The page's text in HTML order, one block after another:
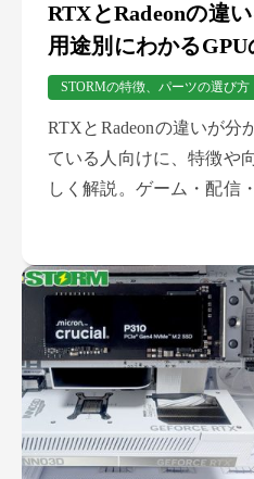
RTXとRadeonの違
用途別にわかる
STORMの特徴、パーツの選び方
RTXとRadeonの違いが分
ている人向けに、特徴や
しく解説。ゲーム・配信
に整理し、購入前に知っ